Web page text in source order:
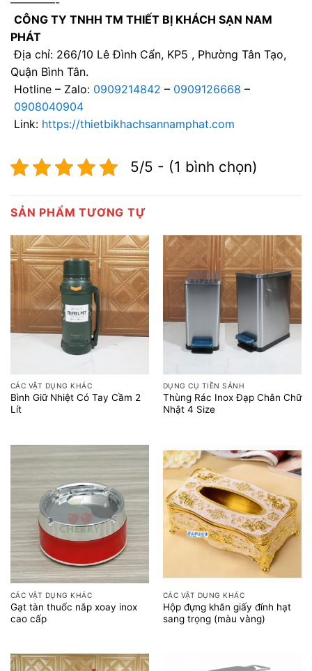
CÔNG TY TNHH TM THIẾT BỊ KHÁCH SẠN NAM
PHÁT
Địa chỉ: 266/10 Lê Đình Cẩn, KP5 , Phường Tân Tạo,
Quận Bình Tân.
Hotline – Zalo: 0909214842 – 0909126668 –
0908040904
Link: https://thietbikhachsannamphat.com
5/5 - (1 bình chọn)
SẢN PHẨM TƯƠNG TỰ
CÁC VẬT DỤNG KHÁC
Bình Giữ Nhiệt Có Tay Cầm 2
Lít
DỤNG CỤ TIỀN SẢNH
Thùng Rác Inox Đạp Chân Chữ
Nhật 4 Size
CÁC VẬT DỤNG KHÁC
Gạt tàn thuốc nắp xoay inox
cao cấp
CÁC VẬT DỤNG KHÁC
Hộp đựng khăn giấy đính hạt
sang trọng (màu vàng)